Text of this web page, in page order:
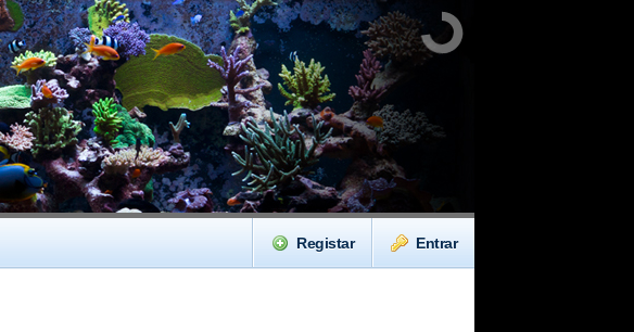
Entrar
Registar